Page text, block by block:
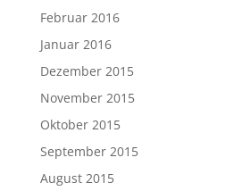
Februar 2016
Januar 2016
Dezember 2015
November 2015
Oktober 2015
September 2015
August 2015